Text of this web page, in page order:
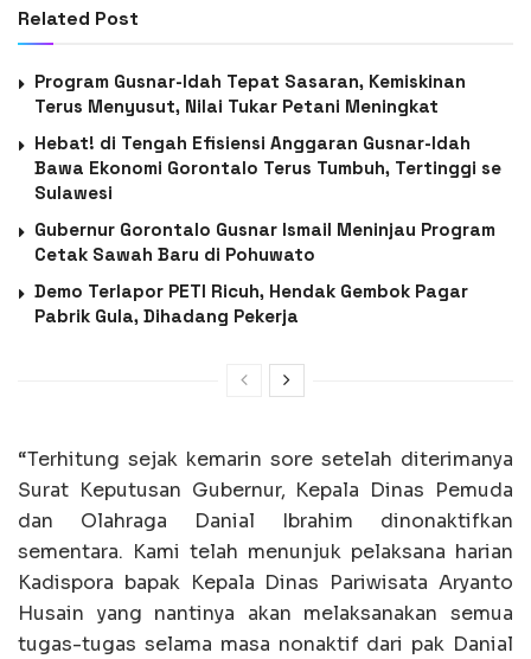
Related Post
Program Gusnar-Idah Tepat Sasaran, Kemiskinan
Terus Menyusut, Nilai Tukar Petani Meningkat
Hebat! di Tengah Efisiensi Anggaran Gusnar-Idah
Bawa Ekonomi Gorontalo Terus Tumbuh, Tertinggi se
Sulawesi
Gubernur Gorontalo Gusnar Ismail Meninjau Program
Cetak Sawah Baru di Pohuwato
Demo Terlapor PETI Ricuh, Hendak Gembok Pagar
Pabrik Gula, Dihadang Pekerja
“Terhitung sejak kemarin sore setelah diterimanya
Surat Keputusan Gubernur, Kepala Dinas Pemuda
dan Olahraga Danial Ibrahim dinonaktifkan
sementara. Kami telah menunjuk pelaksana harian
Kadispora bapak Kepala Dinas Pariwisata Aryanto
Husain yang nantinya akan melaksanakan semua
tugas-tugas selama masa nonaktif dari pak Danial